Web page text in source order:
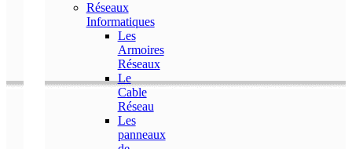
Réseaux
Informatiques
Les
Armoires
Réseaux
Le
Cable
Réseau
Les
panneaux